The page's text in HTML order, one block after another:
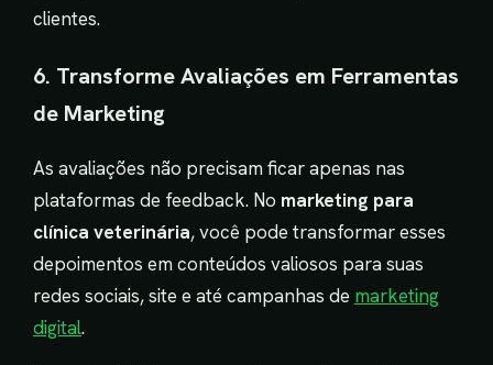
clientes.
6. Transforme Avaliações em Ferramentas
de Marketing
As avaliações não precisam ficar apenas nas
plataformas de feedback. No marketing para
clínica veterinária, você pode transformar esses
depoimentos em conteúdos valiosos para suas
redes sociais, site e até campanhas de marketing
digital.